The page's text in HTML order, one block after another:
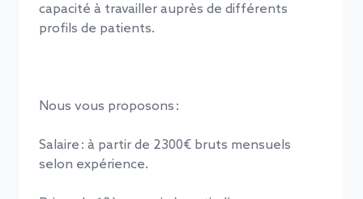
capacité à travailler auprès de différents
profils de patients.
Nous vous proposons :
Salaire : à partir de 2300€ bruts mensuels
selon expérience.